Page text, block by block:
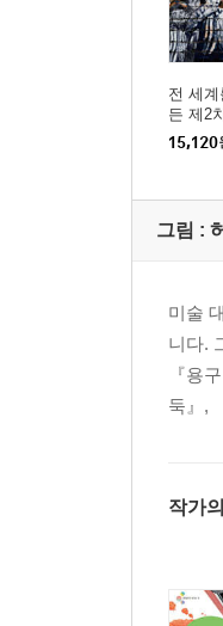
전 세
든 제2
15,120
그림 :
미술
니다.
『용
둑』,
작가